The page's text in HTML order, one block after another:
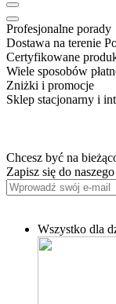
Profesjonalne porady
Dostawa na terenie
Certyfikowane
Wiele sposobów
Zniżki i promocje
Sklep stacjonarny i
Chcesz być na
Zapisz się do
Wszystko dla